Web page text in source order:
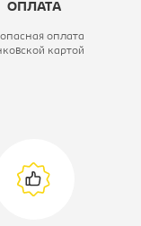
ОПЛАТА
оплата
картой